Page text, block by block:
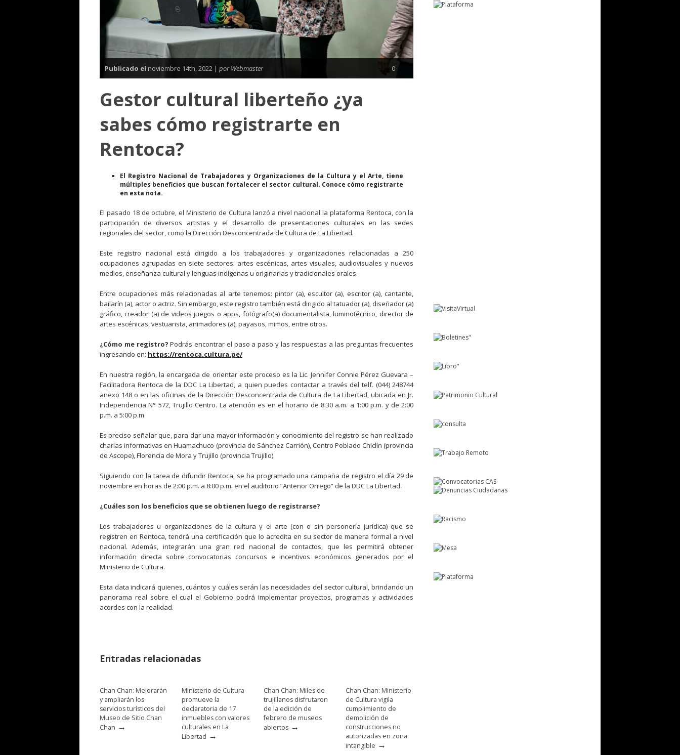
Publicado el noviembre 14th, 2022 | por Webmaster 0
Gestor cultural liberteño ¿ya
sabes cómo registrarte en
Rentoca?
El Registro Nacional de Trabajadores y Organizaciones de la Cultura y el Arte, tiene
múltiples beneficios que buscan fortalecer el sector cultural. Conoce cómo registrarte
en esta nota.
El pasado 18 de octubre, el Ministerio de Cultura lanzó a nivel nacional la plataforma Rentoca, con la
participación de diversos artistas y el desarrollo de presentaciones culturales en las sedes
regionales del sector, como la Dirección Desconcentrada de Cultura de La Libertad.
Este registro nacional está dirigido a los trabajadores y organizaciones relacionadas a 250
ocupaciones agrupadas en siete sectores: artes escénicas, artes visuales, audiovisuales y nuevos
medios, enseñanza cultural y lenguas indígenas u originarias y tradicionales orales.
Entre ocupaciones más relacionadas al arte tenemos: pintor (a), escultor (a), escritor (a), cantante,
bailarín (a), actor o actriz. Sin embargo, este registro también está dirigido al tatuador (a), diseñador (a)
gráfico, creador (a) de videos juegos o apps, fotógrafo(a) documentalista, luminotécnico, director de
artes escénicas, vestuarista, animadores (a), payasos, mimos, entre otros.
¿Cómo me registro? Podrás encontrar el paso a paso y las respuestas a las preguntas frecuentes
ingresando en: https://rentoca.cultura.pe/
En nuestra región, la encargada de orientar este proceso es la Lic. Jennifer Connie Pérez Guevara –
Facilitadora Rentoca de la DDC La Libertad, a quien puedes contactar a través del telf. (044) 248744
anexo 148 o en las oficinas de la Dirección Desconcentrada de Cultura de La Libertad, ubicada en Jr.
Independencia N° 572, Trujillo Centro. La atención es en el horario de 8:30 a.m. a 1:00 p.m. y de 2:00
p.m. a 5:00 p.m.
Es preciso señalar que, para dar una mayor información y conocimiento del registro se han realizado
charlas informativas en Huamachuco (provincia de Sánchez Carrión), Centro Poblado Chiclín (provincia
de Ascope), Florencia de Mora y Trujillo (provincia Trujillo).
Siguiendo con la tarea de difundir Rentoca, se ha programado una campaña de registro el día 29 de
noviembre en horas de 2:00 p.m. a 8:00 p.m. en el auditorio “Antenor Orrego” de la DDC La Libertad.
¿Cuáles son los beneficios que se obtienen luego de registrarse?
Los trabajadores u organizaciones de la cultura y el arte (con o sin personería jurídica) que se
registren en Rentoca, tendrá una certificación que lo acredita en su sector de manera formal a nivel
nacional. Además, integrarán una gran red nacional de contactos, que les permitirá obtener
información directa sobre convocatorias concursos e incentivos económicos generados por el
Ministerio de Cultura.
Esta data indicará quienes, cuántos y cuáles serán las necesidades del sector cultural, brindando un
panorama real sobre el cual el Gobierno podrá implementar proyectos, programas y actividades
acordes con la realidad.
Entradas relacionadas
Chan Chan: Mejorarán
y ampliarán los
servicios turísticos del
Museo de Sitio Chan
Chan →
Ministerio de Cultura
promueve la
declaratoria de 17
inmuebles con valores
culturales en La
Libertad →
Chan Chan: Miles de
trujillanos disfrutaron
de la edición de
febrero de museos
abiertos →
Chan Chan: Ministerio
de Cultura vigila
cumplimiento de
demolición de
construcciones no
autorizadas en zona
intangible →